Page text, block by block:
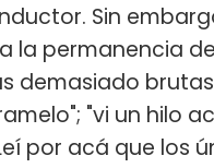
Sin
permanencia
demasiado
"vi un hilo
por acá que los